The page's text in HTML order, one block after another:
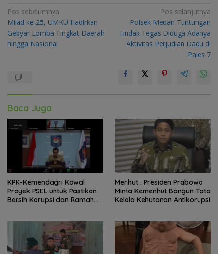
Navigasi
pos
Pos sebelumnya
Milad ke-25, UMKU Hadirkan
Gebyar Lomba Tingkat Daerah
hingga Nasional
Pos selanjutnya
Polsek Medan Tuntungan
Tindak Tegas Diduga Adanya
Aktivitas Perjudian Dadu di
Pales 7
Baca Juga
KPK-Kemendagri Kawal
Proyek PSEL untuk Pastikan
Bersih Korupsi dan Ramah
Menhut : Presiden Prabowo
Minta Kemenhut Bangun Tata
Kelola Kehutanan Antikorupsi